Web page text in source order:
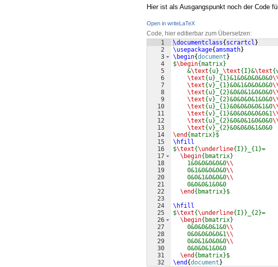
Hier ist als Ausgangspunkt noch der Code
Open in writeLaTeX
Code, hier editierbar zum Übersetzen:
1
2
3
4
5
6
7
8
9
10
11
12
13
14
15
16
17
18
19
20
21
22
23
24
25
26
27
28
29
30
31
32
\documentclass{ scrartcl }
\usepackage{amsmath}
\begin{document }
$\begin{matrix}
    &
\text{u}_ \text{I}&\text
\text{u}_{1}&1&0&0&0&0&0
\text{v}_{1}&0&1&0&0&0&0
\text{u}_{2}&0&0&1&0&0&0
\text{v}_{2}&0&0&0&1&0&0
\text{u}_{1}&0&0&0&0&1&0
\text{v}_{1}&0&0&0&0&0&1
\text{u}_{2}&0&0&1&0&0&0
\text{v}_{2}&0&0&0&1&0&0
\end {matrix}$
\hfill
$\text{\underline{I}}_{1}=
\begin{bmatrix}
    1&0&0&0&0&0
\\
    0&1&0&0&0&0
\\
    0&0&1&0&0&0
\\
    0&0&0&1&0&0
\end {bmatrix}$
\hfill
$\text{\underline{I}}_{2}=
\begin{bmatrix}
    0&0&0&0&1&0
\\
    0&0&0&0&0&1
\\
    0&0&1&0&0&0
\\
    0&0&0&1&0&0
\end {bmatrix}$
\end {document }